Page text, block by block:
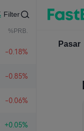
Filter
%PRB.
-0.18%
-0.85%
-0.06%
+0.05%
Cari
Pasar